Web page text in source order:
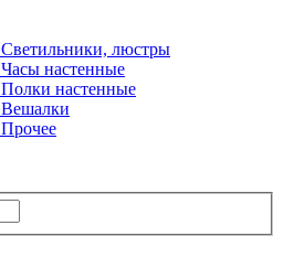
Светильники, люстры
Часы настенные
Полки настенные
Вешалки
Прочее